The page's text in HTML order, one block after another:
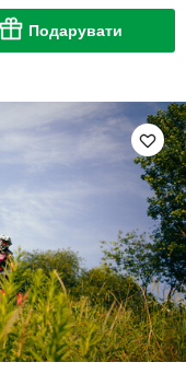
Подарувати